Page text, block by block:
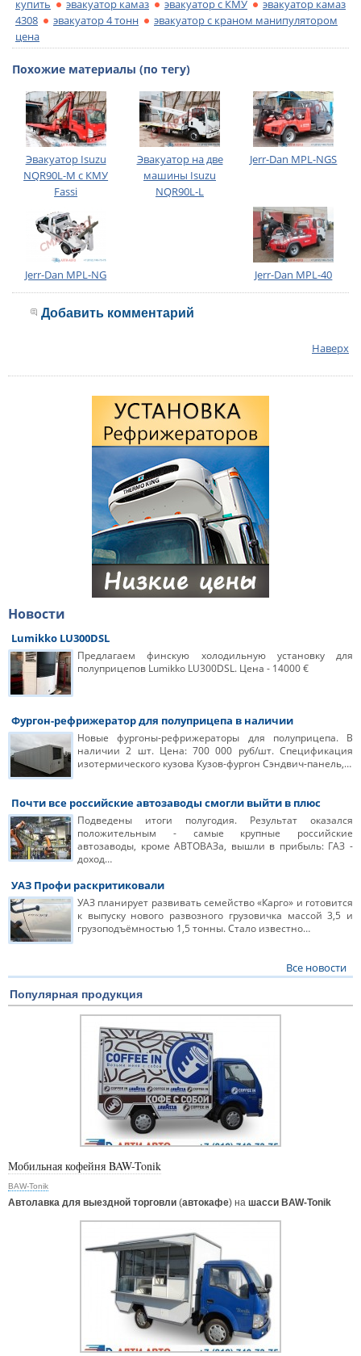
купить эвакуатор камаз эвакуатор с КМУ
эвакуатор камаз
4308
эвакуатор 4 тонн
эвакуатор с краном манипулятором
цена
Похожие материалы (по тегу)
Эвакуатор Isuzu
NQR90L-M с КМУ
Fassi
Эвакуатор на две
машины Isuzu
NQR90L-L
Jerr-Dan MPL-NGS
Jerr-Dan MPL-NG Jerr-Dan MPL-40
Добавить комментарий
Наверх
Новости
Lumikko LU300DSL
Предлагаем финскую холодильную установку для
полуприцепов Lumikko LU300DSL. Цена - 14000 €
Фургон-рефрижератор для полуприцепа в наличии
Новые фургоны-рефрижераторы для полуприцепа. В
наличии 2 шт. Цена: 700 000 руб/шт. Спецификация
изотермического кузова Кузов-фургон Сэндвич-панель,…
Почти все российские автозаводы смогли выйти в плюс
Подведены итоги полугодия. Результат оказался
положительным - самые крупные российские
автозаводы, кроме АВТОВАЗа, вышли в прибыль: ГАЗ -
доход…
УАЗ Профи раскритиковали
УАЗ планирует развивать семейство «Карго» и готовится
к выпуску нового развозного грузовичка массой 3,5 и
грузоподъёмностью 1,5 тонны. Стало известно…
Все новости
Популярная продукция
Мобильная кофейня BAW-Tonik
BAW-Tonik
Автолавка для выездной торговли (автокафе) на шасси BAW-Tonik